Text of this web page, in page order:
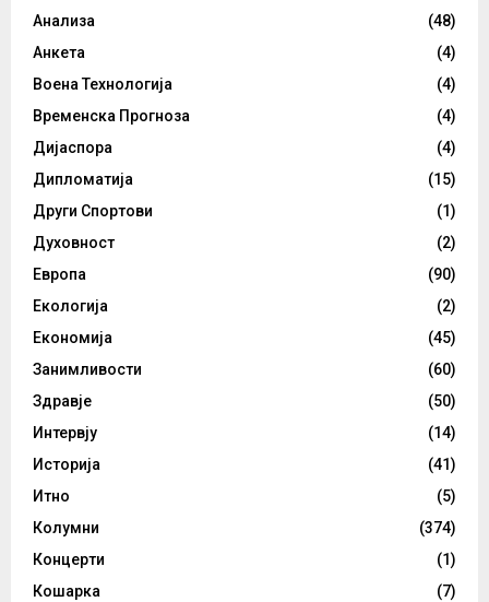
Анализа
(48)
Анкета
(4)
Воена Технологија
(4)
Временска Прогноза
(4)
Дијаспора
(4)
Дипломатија
(15)
Други Спортови
(1)
Духовност
(2)
Европа
(90)
Екологија
(2)
Економија
(45)
Занимливости
(60)
Здравје
(50)
Интервју
(14)
Историја
(41)
Итно
(5)
Колумни
(374)
Концерти
(1)
Кошарка
(7)